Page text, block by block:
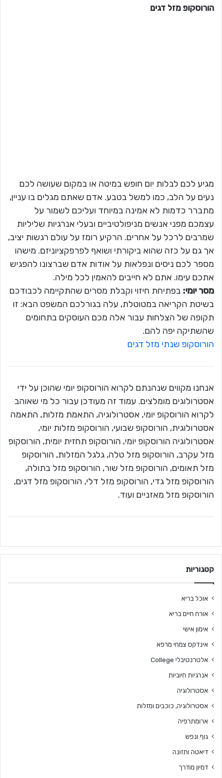
הורוסקופ מזל דגים
מגיע לכם לבלות יום חופש במיטה או במקום שעושה לכם
נעים על הלב, כמו למשל בטבע. אדם שאתם מגלים בו עניין,
מתברר כדמות לא אמינה במיוחד ועליכם לשמור על
עצמכם מפני אנשים מניפולטיביים ובעלי אנרגיות שליליות
שמרבים לרכל על אחרים. הרקיע רומז על עולם רגשות יציב,
אך גם על כזה שהוא ביקורתי ושואף לפרפקציוניזם. מישהו
מספר לכם ניסים ונפלאות על אודות אדם שברצונו להפגיש
אתכם עימו. אתם לא חייבים להאמין לכל מילה.
מסר יומי: בפתיחת חיזוי וקבלת מסרים שהתקיימה לכבודכם
בשיטת הקריאה במטוטלת, עלה בגורלכם המשפט הבא: זו
תקופה של הצלחות עבור אלה מכם העוסקים בתחומים
שהשתיקה יפה להם.
הורוסקופ שנתי מזל דגים
אנחנו מקווים שנהנתם לקרוא הורוסקופ יומי שהוכן על ידי
אסטרולוגים מומלצים. עמוד זה מעודכן עבור כל מי שאוהב
לקרוא הורוסקופ יומי, אסטרולוגיה, התאמת מזלות, התאמה
אסטרולוגית, הורוסקופ שבועי, הורוסקופ מזלות יומי,
אסטרולוגיה הורוסקופ יומי, הורוסקופ תחזית יומית, הורוסקופ
מזל עקרב, הורוסקופ מזל טלה, גלגל המזלות, הורוסקופ
מזל תאומים, הורוסקופ מזל שור, הורוסקופ מזל בתולה,
הורוסקופ מזל גדי, הורוסקופ מזל דלי, הורוסקופ מזל דגים,
הורוסקופ מזל מאזניים ועוד.
קטגוריות
אוכל בריא
אורח חיים בריא
אימון אישי
אינדקס צמחי מרפא
אלטרנטיבלי College
אנרגיות חיוביות
אסטרולוגיה
אסטרולוגיה, כוכבים ומזלות
ארומתרפיה
גוף ונפש
דיאטה ותזונה
דמיון מודרך